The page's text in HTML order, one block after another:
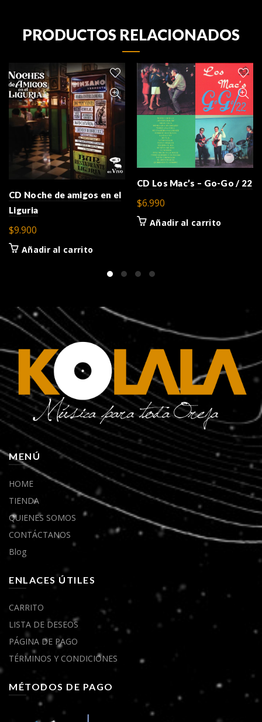
PRODUCTOS RELACIONADOS
CD Noche de amigos en el
Liguria
$9.900
Añadir al carrito
CD Los Mac’s – Go-Go / 22
$6.990
Añadir al carrito
MENÚ
HOME
TIENDA
QUIENES SOMOS
CONTÁCTANOS
Blog
ENLACES ÚTILES
CARRITO
LISTA DE DESEOS
PÁGINA DE PAGO
TÉRMINOS Y CONDICIONES
MÉTODOS DE PAGO